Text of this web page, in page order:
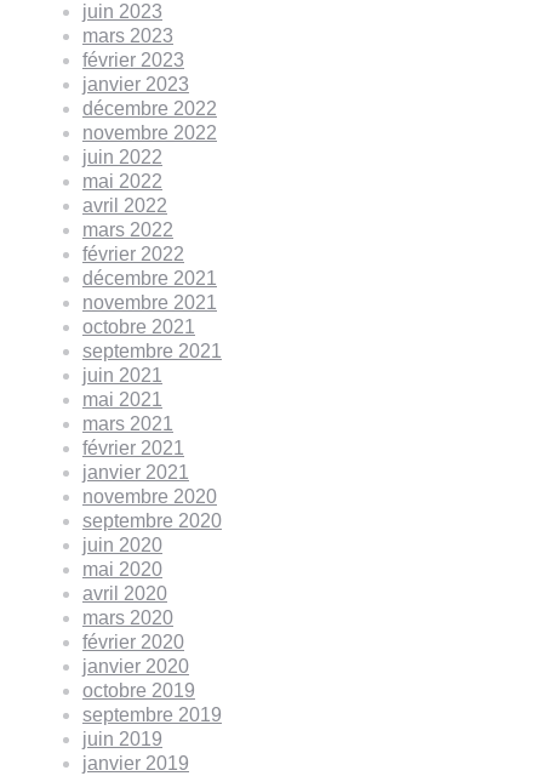
juin 2023
mars 2023
février 2023
janvier 2023
décembre 2022
novembre 2022
juin 2022
mai 2022
avril 2022
mars 2022
février 2022
décembre 2021
novembre 2021
octobre 2021
septembre 2021
juin 2021
mai 2021
mars 2021
février 2021
janvier 2021
novembre 2020
septembre 2020
juin 2020
mai 2020
avril 2020
mars 2020
février 2020
janvier 2020
octobre 2019
septembre 2019
juin 2019
janvier 2019